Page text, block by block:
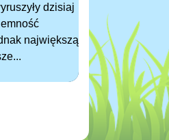
dzisiaj
największą